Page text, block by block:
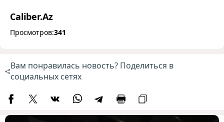
Caliber.Az
Просмотров:341
Вам понравилась новость? Поделиться в
социальных сетях